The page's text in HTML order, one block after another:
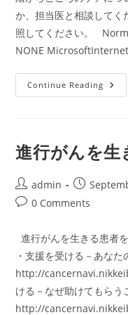
か、担当医と相談して
照してください。
NONE
Continue Reading が
ん
う
～
心
ケ
ア/
進行がんを
Post
author:
admin
Post
published:
Post0 Comments
進行がんを生きる患者
・支援を受ける－あな
http://
ける－なぜ助けてもら
http://